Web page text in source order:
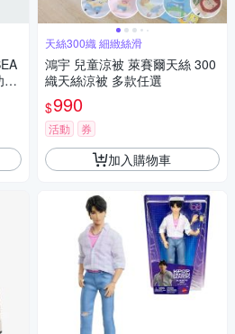
童
天絲300織 細緻絲滑
鴻宇 兒童涼被 萊賽爾天絲 300
織天絲涼被 多款任選
$990
活動 券
加入購物車